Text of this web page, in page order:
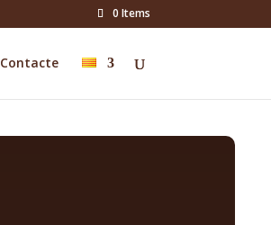
0 Items
Contacte